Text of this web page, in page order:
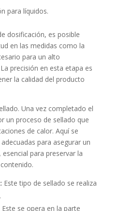
para líquidos.
dosificación, es posible
en las medidas como la
para un alto
precisión en esta etapa es
la calidad del producto
Una vez completado el
un proceso de sellado que
de calor. Aquí se
para asegurar un
para preservar la
Este tipo de sellado se realiza
Este se opera en la parte